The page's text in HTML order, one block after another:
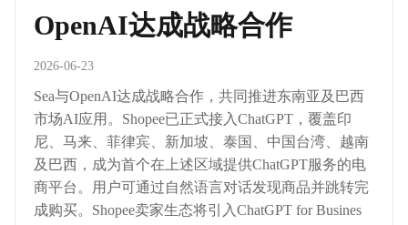
OpenAI达成战略合作
2026-06-23
Sea与OpenAI达成战略合作，共同推进东南亚及巴西
市场AI应用。Shopee已正式接入ChatGPT，覆盖印
尼、马来、菲律宾、新加坡、泰国、中国台湾、越南
及巴西，成为首个在上述区域提供ChatGPT服务的电
商平台。用户可通过自然语言对话发现商品并跳转完
成购买。Shopee卖家生态将引入ChatGPT for Busines